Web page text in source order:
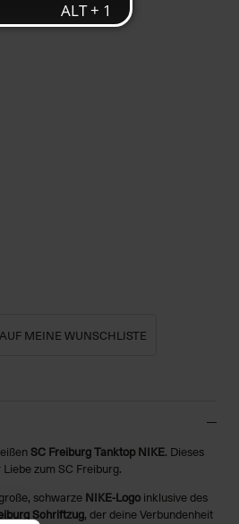
AUF MEINE WUNSCHLISTE
SC Freiburg Tanktop NIKE. Dieses
zum SC Freiburg.
schwarze NIKE-Logoinklusive des
Schriftzug, der deine Verbundenheit